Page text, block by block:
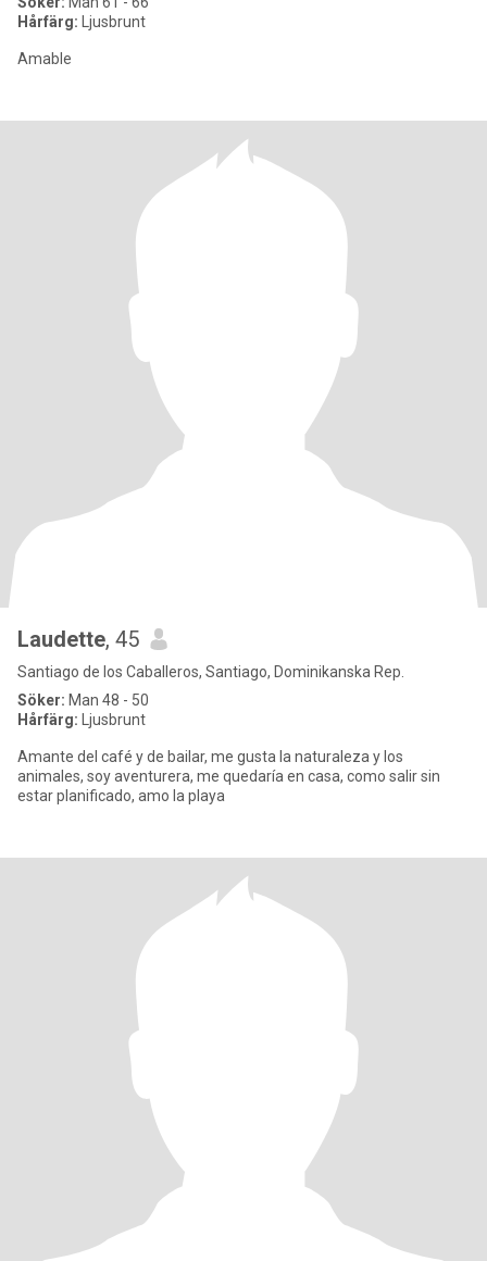
Hårfärg: Ljusbrunt
Amable
Laudette, 45
Santiago de los Caballeros, Santiago, Dominikanska Rep.
Söker: Man 48 - 50
Hårfärg: Ljusbrunt
Amante del café y de bailar, me gusta la naturaleza y los
animales, soy aventurera, me quedaría en casa, como salir sin
estar planificado, amo la playa